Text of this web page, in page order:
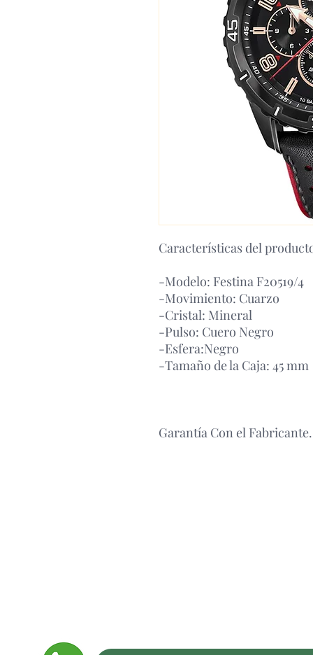
Características del
-Modelo: Festina F20519/4
-Movimiento: Cuarzo
-Cristal: Mineral
-Pulso: Cuero Negro
-Esfera:Negro
-Tamaño de la Caja: 45 mm
Garantía Con el Fabricante.